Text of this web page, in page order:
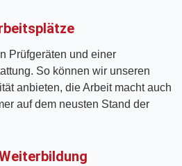
Prüfgeräten und einer
So können wir unseren
anbieten, die Arbeit macht auch
auf dem neusten Stand der